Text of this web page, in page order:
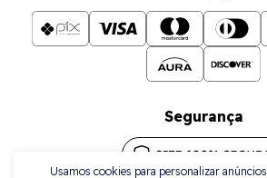
Usamos cookies para personalizar
Segurança